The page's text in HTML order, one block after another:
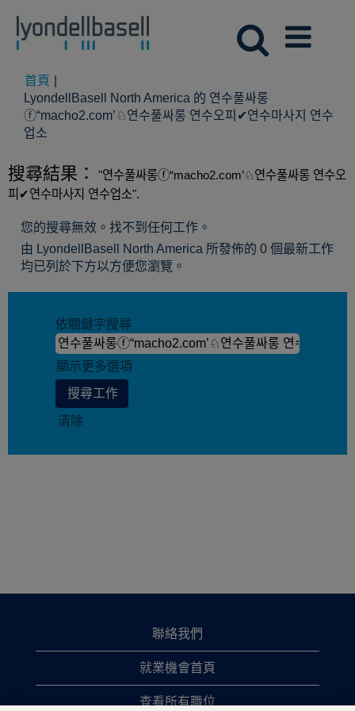
首頁
LyondellBasell North America 的 연수풀싸롱
ⓕ“macho2.com’♘연수풀싸롱 연수오피✔연수마사지 연수
업소
頁
面)
搜尋結果：
"연수풀싸롱ⓕ“macho2.com’♘연수풀싸롱 연수오
피✔연수마사지 연수업소".
您的搜尋無效。找不到任何工作。
由 LyondellBasell North America 所發佈的 0 個最新工作
均已列於下方以方便您瀏覽。
依關鍵字搜尋
顯示更多選項
清除
聯絡我們
就業機會首頁
查看所有職位